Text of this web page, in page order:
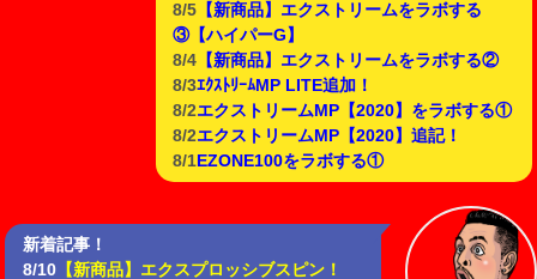
8/5 【新商品】エクストリームをラボする
③【ハイパーG】
8/4 【新商品】エクストリームをラボする②
8/3ｴｸｽﾄﾘｰﾑMP LITE追加！
8/2エクストリームMP【2020】をラボする①
8/2エクストリームMP【2020】追記！
8/1 EZONE100をラボする①
新着記事！
8/10【新商品】エクスプロッシブスピン！